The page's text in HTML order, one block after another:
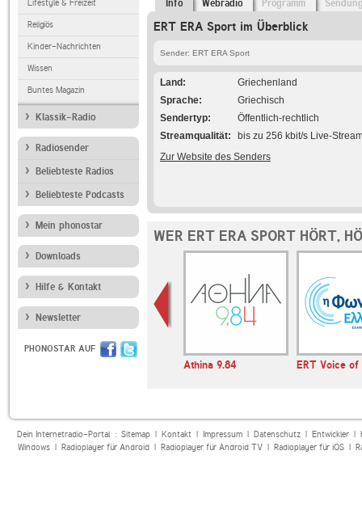
Lifestyle & Freizeit
Religiös
Kinder-Nachrichten
Wissen
Buntes Magazin
Klassik-Radio
Radiosender
Beliebteste Radios
Beliebteste Podcasts
Mein phonostar
Downloads
Hilfe & Kontakt
Newsletter
PHONOSTAR AUF
Info Webradio Programm
ERT ERA Sport im Überblick
Sender: ERT ERA Sport
Land
Griechenland
Sprache
Griechisch
Sendertyp
Öffentlich-rechtlich
Streamqualität
bis zu 256 kbit/s Live-
Zur Website des Senders
WER ERT ERA SPORT HÖRT,
Athina 9.84 ERT Voice of
Dein Internetradio-Portal : Sitemap| Kontakt| Impressum| Datenschutz| Entwickler|
Windows| Radioplayer für Android| Radioplayer für Android TV| Radioplayer für iOS|